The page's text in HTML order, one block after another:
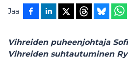
Jaa
Vihreiden puheenjohtaja
Vihreiden suhtautuminen